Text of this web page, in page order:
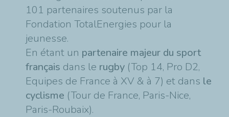
101 partenaires soutenus par la
Fondation TotalEnergies pour la
jeunesse.
En étant un partenaire majeur du sport
français dans le rugby (Top 14, Pro D2,
Equipes de France à XV & à 7) et dans le
cyclisme (Tour de France, Paris-Nice,
Paris-Roubaix).